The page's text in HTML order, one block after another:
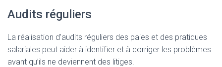
Audits réguliers
La réalisation d’audits réguliers des paies et des pratiques
salariales peut aider à identifier et à corriger les problèmes
avant qu’ils ne deviennent des litiges.